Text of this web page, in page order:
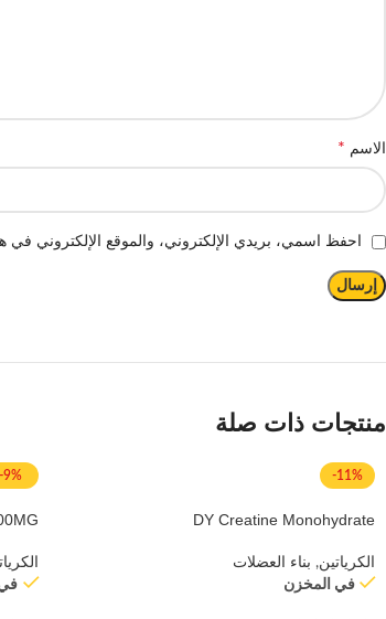
الاسم *
احفظ اسمي، بريدي الإلكتروني، والموقع الإلكتروني في
منتجات ذات صلة
-11%
DY Creatine Monohydrate
الكرياتين, بناء العضلات
في المخزن
-9%